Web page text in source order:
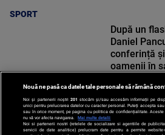
SPORT
SPORT
După un
Daniel
conferință
oamenii în
Nouă ne pasă ca datele tale personale să rămână
Noi și partenerii noștri 201 stocăm și/sau accesăm informații pe
unici pentru prelucrarea datelor cu caracter personal. Puteți accepta
sau în orice moment, pe pagina cu politica de confidențialitate.
nu vă vor afecta navigarea.
Mai multe detalii
Noi si partenerii nostri (retelele de socializare si agentiile de
servicii de date analitice) prelucram date pentru a permite